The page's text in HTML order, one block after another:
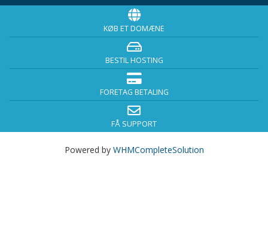
KØB ET DOMÆNE
BESTIL HOSTING
FORETAG BETALING
FÅ SUPPORT
Powered by WHMCompleteSolution